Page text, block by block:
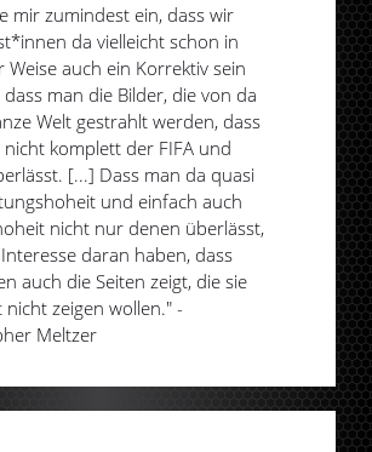
mir zumindest ein, dass wir
da vielleicht schon in
Weise auch ein Korrektiv sein
man die Bilder, die von da
Welt gestrahlt werden, dass
nicht komplett der FIFA und
[...] Dass man da quasi
und einfach auch
nicht nur denen überlässt,
daran haben, dass
auch die Seiten zeigt, die sie
nicht zeigen wollen." -
Meltzer